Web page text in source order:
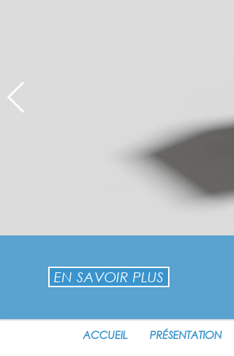
EN SAVOIR PLUS
ACCUEIL PRÉSENTATION